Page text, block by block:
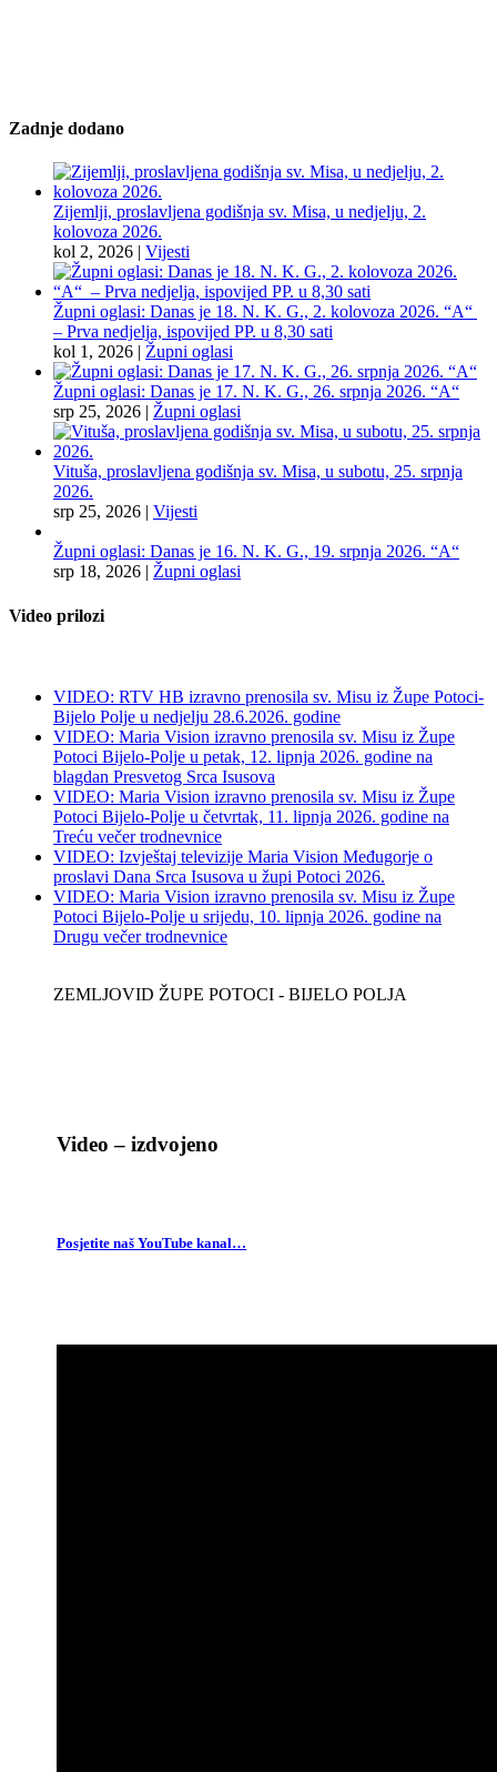
Zadnje dodano
Zijemlji, proslavljena godišnja sv. Misa, u nedjelju, 2.
kolovoza 2026.
kol 2, 2026 | Vijesti
Župni oglasi: Danas je 18. N. K. G., 2. kolovoza 2026. “A“
– Prva nedjelja, ispovijed PP. u 8,30 sati
kol 1, 2026 | Župni oglasi
Župni oglasi: Danas je 17. N. K. G., 26. srpnja 2026. “A“
srp 25, 2026 | Župni oglasi
Vituša, proslavljena godišnja sv. Misa, u subotu, 25. srpnja
2026.
srp 25, 2026 | Vijesti
Župni oglasi: Danas je 16. N. K. G., 19. srpnja 2026. “A“
srp 18, 2026 | Župni oglasi
Video prilozi
VIDEO: RTV HB izravno prenosila sv. Misu iz Župe Potoci-
Bijelo Polje u nedjelju 28.6.2026. godine
VIDEO: Maria Vision izravno prenosila sv. Misu iz Župe
Potoci Bijelo-Polje u petak, 12. lipnja 2026. godine na
blagdan Presvetog Srca Isusova
VIDEO: Maria Vision izravno prenosila sv. Misu iz Župe
Potoci Bijelo-Polje u četvrtak, 11. lipnja 2026. godine na
Treću večer trodnevnice
VIDEO: Izvještaj televizije Maria Vision Međugorje o
proslavi Dana Srca Isusova u župi Potoci 2026.
VIDEO: Maria Vision izravno prenosila sv. Misu iz Župe
Potoci Bijelo-Polje u srijedu, 10. lipnja 2026. godine na
Drugu večer trodnevnice
ZEMLJOVID ŽUPE POTOCI - BIJELO POLJA
Video – izdvojeno
Posjetite naš YouTube kanal…